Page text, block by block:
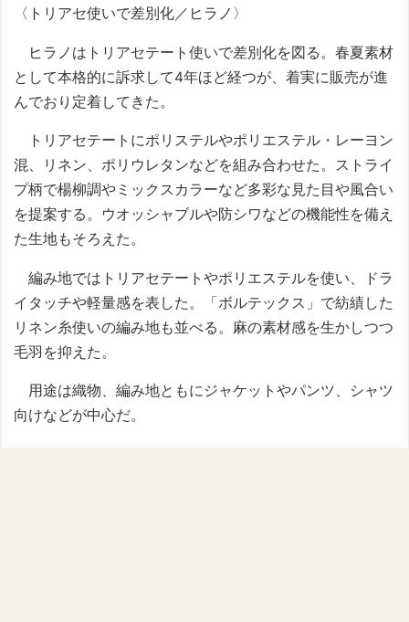
〈トリアセ使いで差別化／ヒラノ〉
ヒラノはトリアセテート使いで差別化を図る。春夏素材
として本格的に訴求して4年ほど経つが、着実に販売が進
んでおり定着してきた。
トリアセテートにポリステルやポリエステル・レーヨン
混、リネン、ポリウレタンなどを組み合わせた。ストライ
プ柄で楊柳調やミックスカラーなど多彩な見た目や風合い
を提案する。ウオッシャブルや防シワなどの機能性を備え
た生地もそろえた。
編み地ではトリアセテートやポリエステルを使い、ドラ
イタッチや軽量感を表した。「ボルテックス」で紡績した
リネン糸使いの編み地も並べる。麻の素材感を生かしつつ
毛羽を抑えた。
用途は織物、編み地ともにジャケットやパンツ、シャツ
向けなどが中心だ。